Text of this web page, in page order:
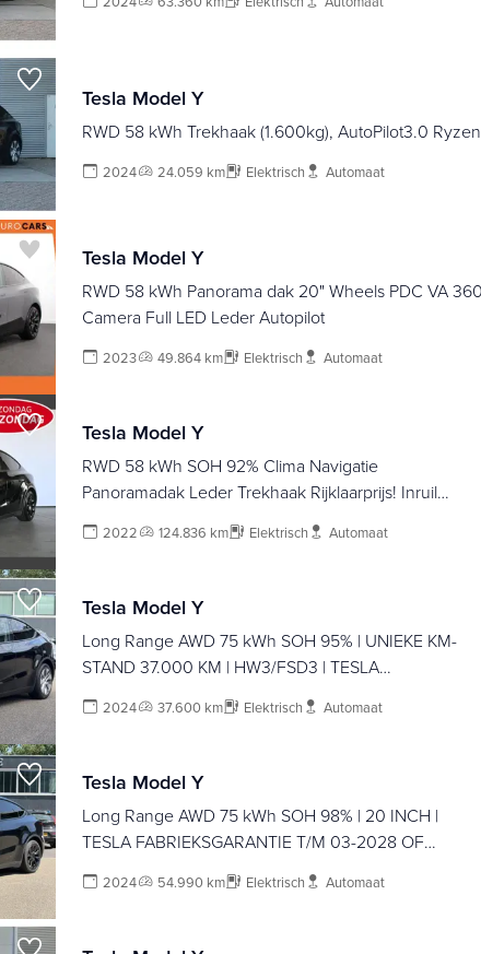
Tesla Model Y
RWD 58 kWh Trekhaak (1.600kg), AutoPilot3.0 Ryzen
2024 24.059 km Elektrisch Automaat
Tesla Model Y
RWD 58 kWh Panorama dak 20" Wheels PDC VA 360
Camera Full LED Leder Autopilot
2023 49.864 km Elektrisch Automaat
Tesla Model Y
RWD 58 kWh SOH 92% Clima Navigatie
Panoramadak Leder Trekhaak Rijklaarprijs! Inruil
2022 124.836 km Elektrisch Automaat
Tesla Model Y
Long Range AWD 75 kWh SOH 95% | UNIEKE KM-
STAND 37.000 KM | HW3/FSD3 | TESLA
GARANTIE OP HOOGVOLTACCU & AANDRIJFLIJN
2024 37.600 km Elektrisch Automaat
Tesla Model Y
Long Range AWD 75 kWh SOH 98% | 20 INCH |
TESLA FABRIEKSGARANTIE T/M 03-2028 OF
HOOGVOLTACCU & AANDRIJFLIJN T/M 03-2032 OF
2024 54.990 km Elektrisch Automaat